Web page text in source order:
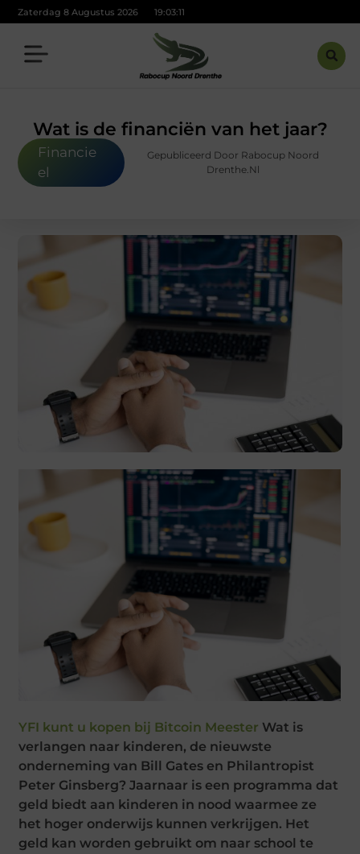
Zaterdag 8 Augustus 2026 19:03:12
Wat is de financiën van het jaar?
Financie
el
Gepubliceerd Door Rabocup Noord
Drenthe.nl
YFI kunt u kopen bij Bitcoin Meester Wat is
verlangen naar kinderen, de nieuwste
onderneming van Bill Gates en Philantropist
Peter Ginsberg? Jaarnaar is een programma dat
geld biedt aan kinderen in nood waarmee ze
het hoger onderwijs kunnen verkrijgen. Het
geld kan worden gebruikt om naar school te